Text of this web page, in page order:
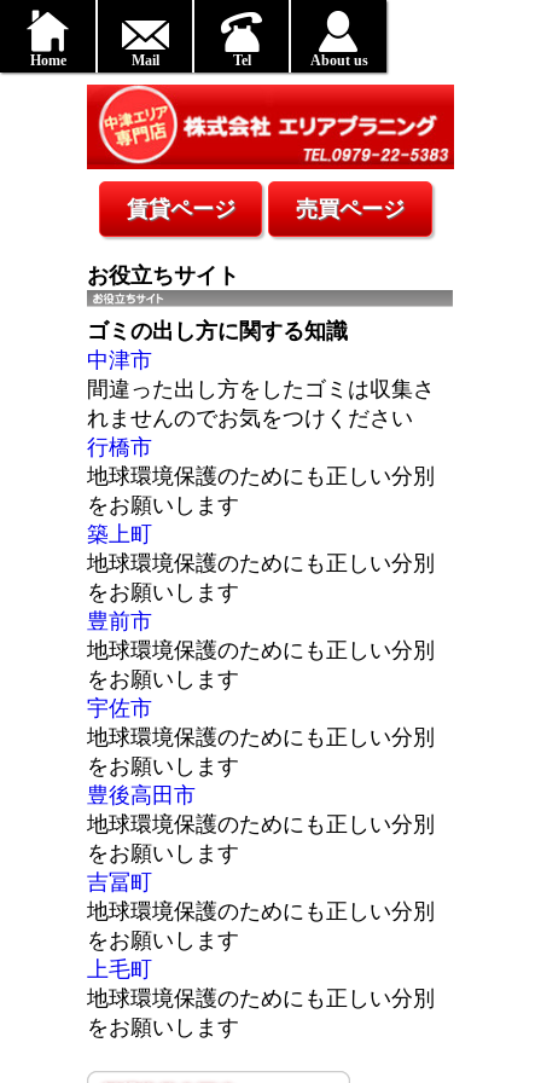
Home Mail Tel About us
お役立ちサイト
ゴミの出し方に関する知識
中津市
間違った出し方をしたゴミは収集さ
れませんのでお気をつけください
行橋市
地球環境保護のためにも正しい分別
をお願いします
築上町
地球環境保護のためにも正しい分別
をお願いします
豊前市
地球環境保護のためにも正しい分別
をお願いします
宇佐市
地球環境保護のためにも正しい分別
をお願いします
豊後高田市
地球環境保護のためにも正しい分別
をお願いします
吉冨町
地球環境保護のためにも正しい分別
をお願いします
上毛町
地球環境保護のためにも正しい分別
をお願いします